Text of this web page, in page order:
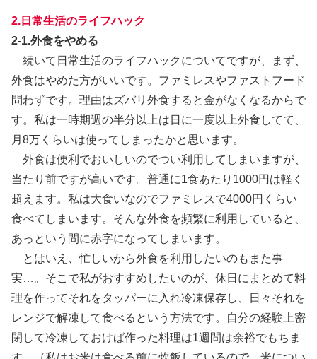
2.日常生活のライフハック
2-1.外食をやめる
続いて日常生活のライフハックについてですが、まず、
外食はやめた方がいいです。ファミレスやファストフード
問わずです。理由はズバリ外食すると金がなくなるからで
す。私は一時期週の半分以上は日に一度以上外食してて、
月8万くらいは使ってしまったかと思います。
外食は便利でおいしいのでつい利用してしまいますが、
当たり前ですが高いです。普通に1食あたり1000円は軽く
超えます。私は大食いなのでファミレスで4000円くらい
食べてしまいます。そんな外食を頻繁に利用していると、
あっという間に赤字になってしまいます。
とはいえ、忙しいから外食を利用したいのもまた事
実…。そこで私がおすすめしたいのが、休日にまとめて料
理を作ってそれをタッパーに入れ冷凍保存し、日々それを
レンジで解凍して食べるという方法です。自分の経験上密
閉して冷凍しておけば作った料理は1週間は余裕でもちま